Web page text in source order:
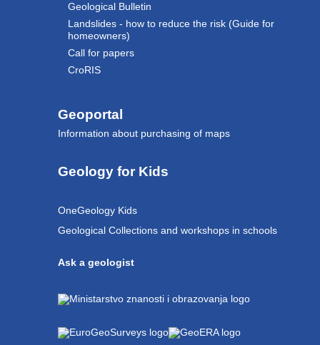
Geological Bulletin
Landslides - how to reduce the risk (Guide for
homeowners)
Call for papers
CroRIS
Geoportal
Information about purchasing of maps
Geology for Kids
OneGeology Kids
Geological Collections and workshops in schools
Ask a geologist